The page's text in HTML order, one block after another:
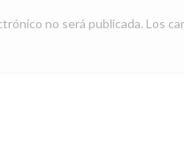
no será publicada. Los